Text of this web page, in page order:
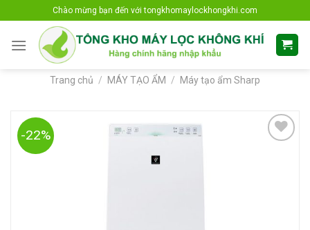
content
Chào mừng bạn đến với tongkhomaylockhongkhi.com
Trang chủ / MÁY TẠO ẨM / Máy tạo ẩm Sharp
-22%